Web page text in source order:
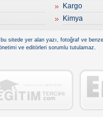
Kargo
Kimya
bu sitede yer alan yazı, fotoğraf ve
ve editörleri sorumlu tutulamaz.